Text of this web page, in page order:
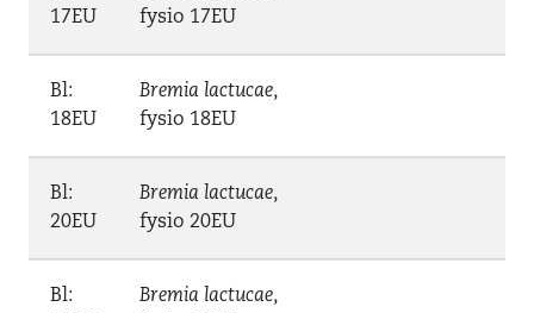
17EU
fysio 17EU
Bl:
18EU
Bremia lactucae,
fysio 18EU
Bl:
20EU
Bremia lactucae,
fysio 20EU
Bl:
Bremia lactucae,